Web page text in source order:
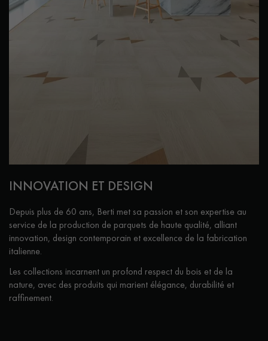
VOUS AVEZ UN PROJET ?
Nos experts sont à votre disposition pour vous guider pas à
Un expert Décoplus Parquets vous appelle
Demandez un rendez-vous personnalisé
INNOVATION ET DESIGN
Depuis plus de 60 ans, Berti met sa passion et son expertise au
service de la production de parquets de haute qualité, alliant
innovation, design contemporain et excellence de la fabrication
italienne.
Les collections incarnent un profond respect du bois et de la
nature, avec des produits qui marient élégance, durabilité et
raffinement.